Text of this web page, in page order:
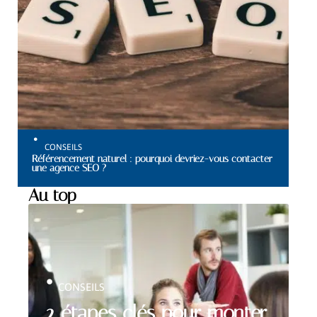
CONSEILS
Référencement naturel : pourquoi devriez-vous contacter
une agence SEO ?
Au top
CONSEILS